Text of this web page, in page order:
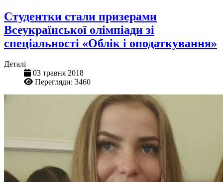
Студентки стали призерами
Всеукраїнської олімпіади зі
спеціальності «Облік і оподаткування»
Деталі
03 травня 2018
Перегляди: 3460